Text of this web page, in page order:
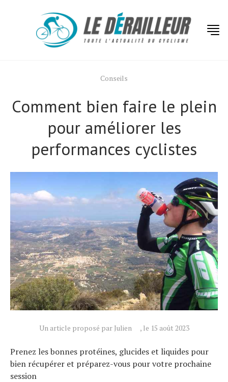
Conseils
Comment bien faire le plein
pour améliorer les
performances cyclistes
Un article proposé par Julien , le 15 août 2023
Prenez les bonnes protéines, glucides et liquides pour
bien récupérer et préparez-vous pour votre prochaine
session